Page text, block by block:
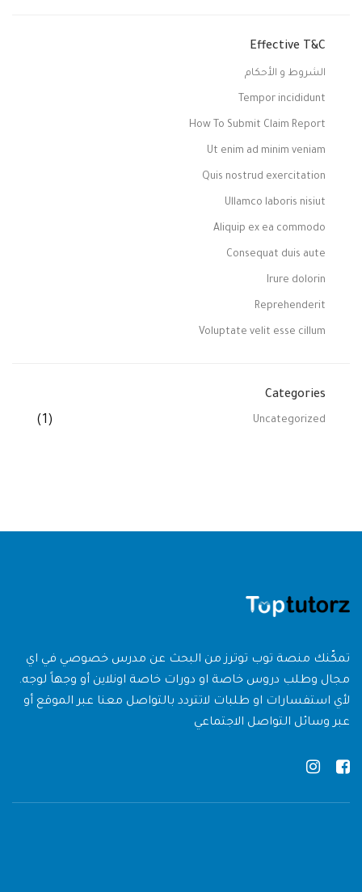
Effective T&C
الشروط و الأحكام
Tempor incididunt
How To Submit Claim Report
Ut enim ad minim veniam
Quis nostrud exercitation
Ullamco laboris nisiut
Aliquip ex ea commodo
Consequat duis aute
Irure dolorin
Reprehenderit
Voluptate velit esse cillum
Categories
Uncategorized
(1)
تمكّنك منصة توب توترز من البحث عن مدرس خصوصي في اي
مجال وطلب دروس خاصة او دورات خاصة اونلاين أو وجهاً لوجه.
لأي استفسارات او طلبات لاتتردد بالتواصل معنا عبر الموقع أو
عبر وسائل التواصل الاجتماعي